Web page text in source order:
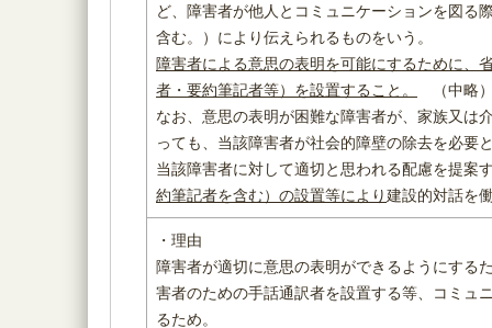
ど、障害者が他人とコミュニケーションを図る
含む。）により伝えられるものをいう。
障害者による意思の表明を可能にするために、
者・要約筆記者等）を設置すること。
（中略
なお、意思の表明が困難な障害者が、家族又は
っても、当該障害者が社会的障壁の除去を必要
当該障害者に対して適切と思われる配慮を提案
約筆記者を含む）の設置等により建設的対話を
・理由
障害者が適切に意思の表明ができるようにする
害者のための手話通訳者を設置する等、コミュ
るため。